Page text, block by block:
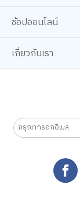
ช้อปออนไลน์
เกี่ยวกับเรา